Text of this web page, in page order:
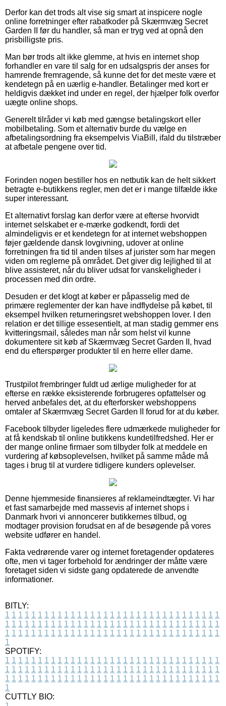
Derfor kan det trods alt vise sig smart at inspicere nogle
online forretninger efter rabatkoder på Skærmvæg Secret
Garden II før du handler, så man er tryg ved at opnå den
prisbilligste pris.
Man bør trods alt ikke glemme, at hvis en internet shop
forhandler en vare til salg for en udsalgspris der anses for
hamrende fremragende, så kunne det for det meste være et
kendetegn på en uærlig e-handler. Betalinger med kort er
heldigvis dækket ind under en regel, der hjælper folk overfor
uægte online shops.
Generelt tilråder vi køb med gængse betalingskort eller
mobilbetaling. Som et alternativ burde du vælge en
afbetalingsordning fra eksempelvis ViaBill, ifald du tilstræber
at afbetale pengene over tid.
Forinden nogen bestiller hos en netbutik kan de helt sikkert
betragte e-butikkens regler, men det er i mange tilfælde ikke
super interessant.
Et alternativt forslag kan derfor være at efterse hvorvidt
internet selskabet er e-mærke godkendt, fordi det
almindeligvis er et kendetegn for at internet webshoppen
føjer gældende dansk lovgivning, udover at online
forretningen fra tid til anden tilses af jurister som har megen
viden om reglerne på området. Det giver dig lejlighed til at
blive assisteret, når du bliver udsat for vanskeligheder i
processen med din ordre.
Desuden er det klogt at køber er påpasselig med de
primære reglementer der kan have indflydelse på købet, til
eksempel hvilken returneringsret webshoppen lover. I den
relation er det tillige essesentielt, at man stadig gemmer ens
kvitteringsmail, således man når som helst vil kunne
dokumentere sit køb af Skærmvæg Secret Garden II, hvad
end du efterspørger produkter til en herre eller dame.
Trustpilot frembringer fuldt ud ærlige muligheder for at
efterse en række eksisterende forbrugeres opfattelser og
herved anbefales det, at du efterforsker webshoppens
omtaler af Skærmvæg Secret Garden II forud for at du køber.
Facebook tilbyder ligeledes flere udmærkede muligheder for
at få kendskab til online butikkens kundetilfredshed. Her er
der mange online firmaer som tilbyder folk at meddele en
vurdering af købsoplevelsen, hvilket på samme måde må
tages i brug til at vurdere tidligere kunders oplevelser.
Denne hjemmeside finansieres af reklameindtægter. Vi har
et fast samarbejde med massevis af internet shops i
Danmark hvori vi annoncerer butikkernes tilbud, og
modtager provision forudsat en af de besøgende på vores
website udfører en handel.
Fakta vedrørende varer og internet foretagender opdateres
ofte, men vi tager forbehold for ændringer der måtte være
foretaget siden vi sidste gang opdaterede de anvendte
informationer.
BITLY:
1 1 1 1 1 1 1 1 1 1 1 1 1 1 1 1 1 1 1 1 1 1 1 1 1 1 1 1 1 1 1 1 1
1 1 1 1 1 1 1 1 1 1 1 1 1 1 1 1 1 1 1 1 1 1 1 1 1 1 1 1 1 1 1 1 1
1 1 1 1 1 1 1 1 1 1 1 1 1 1 1 1 1 1 1 1 1 1 1 1 1 1 1 1 1 1 1 1 1
1
SPOTIFY:
1 1 1 1 1 1 1 1 1 1 1 1 1 1 1 1 1 1 1 1 1 1 1 1 1 1 1 1 1 1 1 1 1
1 1 1 1 1 1 1 1 1 1 1 1 1 1 1 1 1 1 1 1 1 1 1 1 1 1 1 1 1 1 1 1 1
1 1 1 1 1 1 1 1 1 1 1 1 1 1 1 1 1 1 1 1 1 1 1 1 1 1 1 1 1 1 1 1 1
1
CUTTLY BIO: